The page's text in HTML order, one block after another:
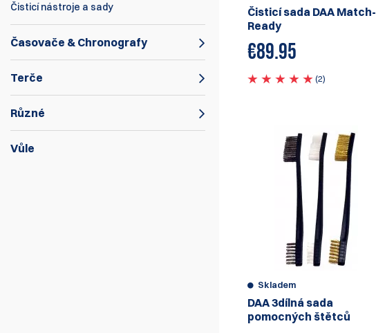
Čisticí nástroje a sady
Časovače & Chronografy
Terče
Různé
Vůle
Čisticí sada DAA Match-
Ready
€89.95
(2)
Skladem
DAA 3dílná sada
pomocných štětců